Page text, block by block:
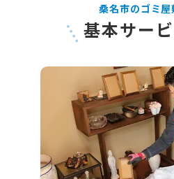
桑名市のゴミ屋
基本サー